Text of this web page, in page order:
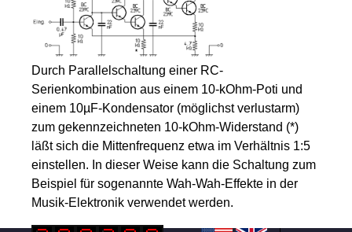
Durch Parallelschaltung einer RC-
Serienkombination aus einem 10-kOhm-Poti und
einem 10µF-Kondensator (möglichst verlustarm)
zum gekennzeichneten 10-kOhm-Widerstand (*)
läßt sich die Mittenfrequenz etwa im Verhältnis 1:5
einstellen. In dieser Weise kann die Schaltung zum
Beispiel für sogenannte Wah-Wah-Effekte in der
Musik-Elektronik verwendet werden.